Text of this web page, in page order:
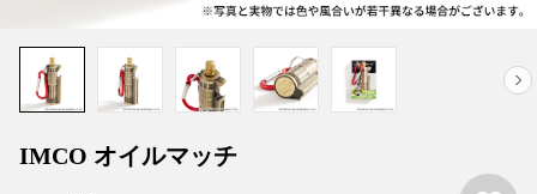
IMCO オイルマッチ